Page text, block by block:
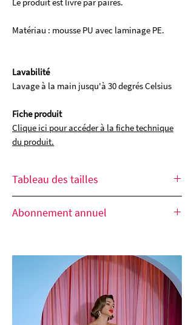
Matériau : mousse PU avec laminage PE.
Lavabilité
Lavage à la main jusqu'à 30 degrés Celsius
Fiche produit
Clique ici pour accéder à la fiche technique
du produit.
Tableau des tailles
sont celles de "Clothing Germany".
Abonnement annuel
le produit et la quantité choisis sont
livrés automatiquement chaque
mois pour une durée de 12 mois.